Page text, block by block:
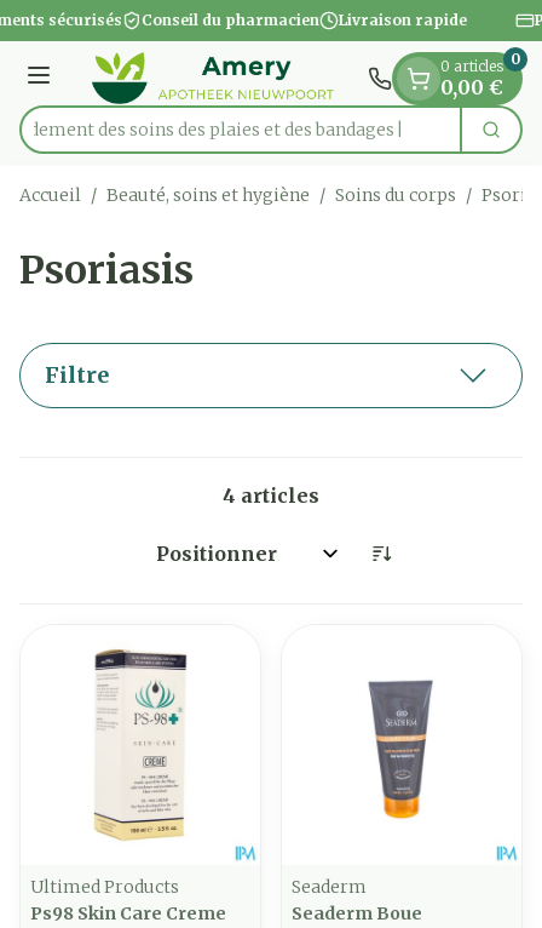
Aller au contenu
1 de 1
sécurisés Conseil du pharmacien Livraison rapide
Menu
Rechercherdes soins des plaies et des bandages
0 articles
0,00 €
0
Accueil / Beauté, soins et hygiène / Soins du corps /
Psoriasis
Filtre
4 articles
Trier par:
Ultimed Products
Ps98 Skin Care Creme
Seaderm
Seaderm Boue